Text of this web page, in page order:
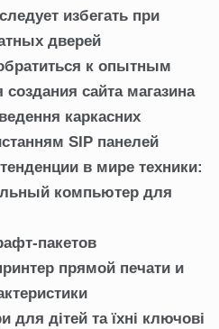
избегать при
дверей
к опытным
сайта магазина
каркасних
SIP панелей
в мире техники:
компьютер для
пакетов
прямой печати и
для дітей та їхні ключові